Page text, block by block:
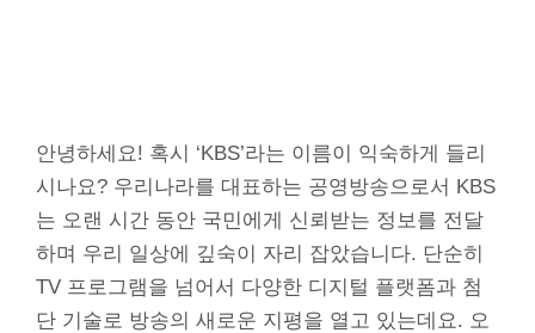
안녕하세요! 혹시 ‘KBS’라는 이름이 익숙하게 들리
시나요? 우리나라를 대표하는 공영방송으로서 KBS
는 오랜 시간 동안 국민에게 신뢰받는 정보를 전달
하며 우리 일상에 깊숙이 자리 잡았습니다. 단순히
TV 프로그램을 넘어서 다양한 디지털 플랫폼과 첨
단 기술로 방송의 새로운 지평을 열고 있는데요. 오